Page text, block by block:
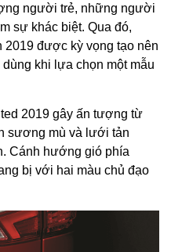
người trẻ, những người
sự khác biệt. Qua đó,
2019 được kỳ vọng tạo nên
khi lựa chọn một mẫu
2019 gây ấn tượng từ
sương mù và lưới tản
Cánh hướng gió phía
bị với hai màu chủ đạo